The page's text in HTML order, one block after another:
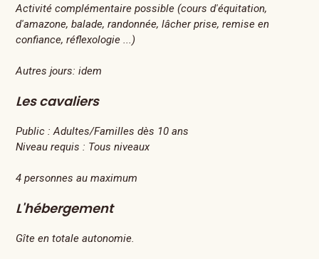
Activité complémentaire possible (cours d'équitation,
d'amazone, balade, randonnée, lâcher prise, remise en
confiance, réflexologie ...)
Autres jours: idem
Les cavaliers
Public : Adultes/Familles dès 10 ans
Niveau requis : Tous niveaux
4 personnes au maximum
L'hébergement
Gîte en totale autonomie.